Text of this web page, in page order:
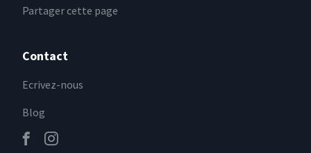
Partager cette page
Contact
Ecrivez-nous
Blog